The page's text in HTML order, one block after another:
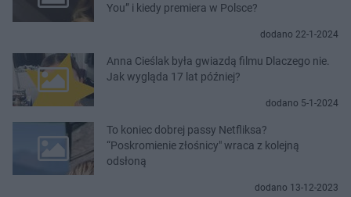
You” i kiedy premiera w Polsce?
dodano 22-1-2024
Anna Cieślak była gwiazdą filmu Dlaczego nie.
Jak wygląda 17 lat później?
dodano 5-1-2024
To koniec dobrej passy Netfliksa?
“Poskromienie złośnicy" wraca z kolejną
odsłoną
dodano 13-12-2023